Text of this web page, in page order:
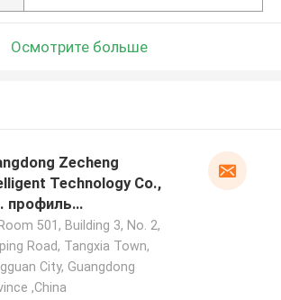
Осмотрите больше
Zecheng
Technology Co.,
профиль
Room 501, Building 3, No. 2,
Road, Tangxia Town,
City, Guangdong
,China